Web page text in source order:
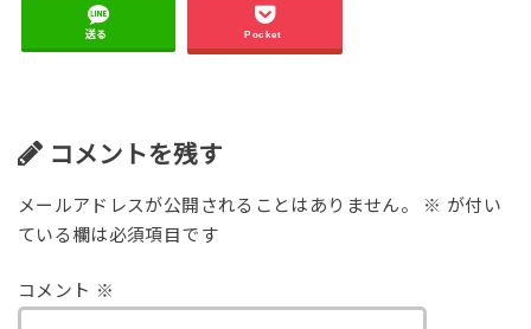
送る Pocket
コメントを残す
メールアドレスが公開されることはありません。 ※ が付い
ている欄は必須項目です
コメント ※